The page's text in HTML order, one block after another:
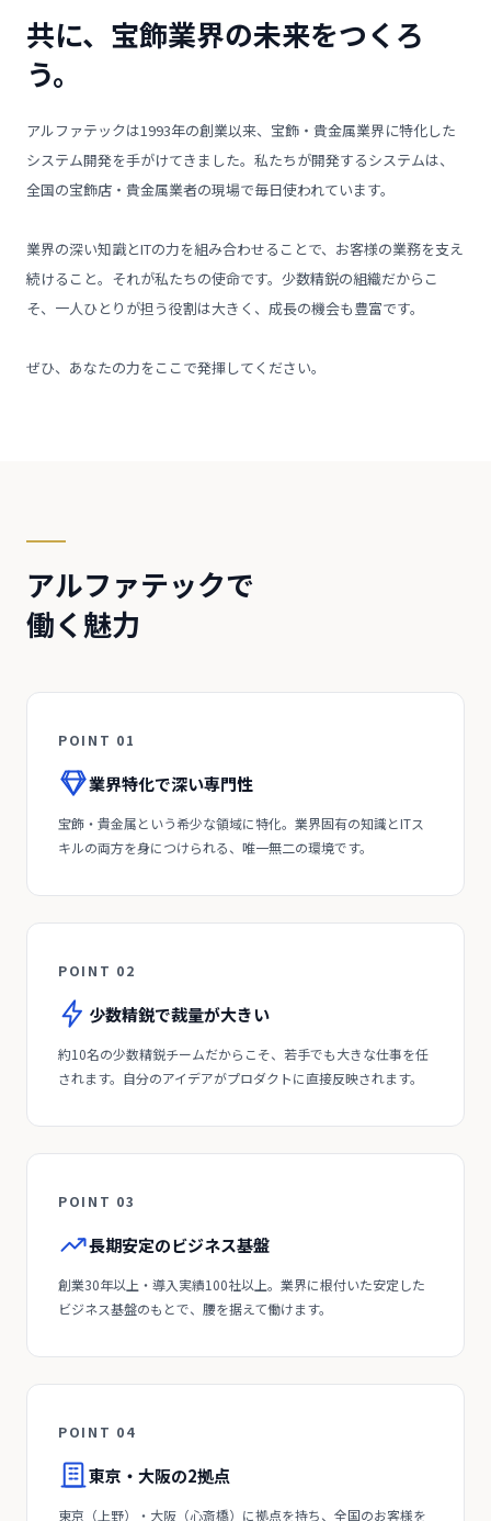
共に、宝飾業界の未来をつくろ
う。
アルファテックは1993年の創業以来、宝飾・貴金属業界に特化した
システム開発を手がけてきました。私たちが開発するシステムは、
全国の宝飾店・貴金属業者の現場で毎日使われています。
業界の深い知識とITの力を組み合わせることで、お客様の業務を支え
続けること。それが私たちの使命です。少数精鋭の組織だからこ
そ、一人ひとりが担う役割は大きく、成長の機会も豊富です。
ぜひ、あなたの力をここで発揮してください。
アルファテックで
働く魅力
POINT 01
業界特化で深い専門性
宝飾・貴金属という希少な領域に特化。業界固有の知識とITス
キルの両方を身につけられる、唯一無二の環境です。
POINT 02
少数精鋭で裁量が大きい
約10名の少数精鋭チームだからこそ、若手でも大きな仕事を任
されます。自分のアイデアがプロダクトに直接反映されます。
POINT 03
長期安定のビジネス基盤
創業30年以上・導入実績100社以上。業界に根付いた安定した
ビジネス基盤のもとで、腰を据えて働けます。
POINT 04
東京・大阪の2拠点
東京（上野）・大阪（心斎橋）に拠点を持ち、全国のお客様を